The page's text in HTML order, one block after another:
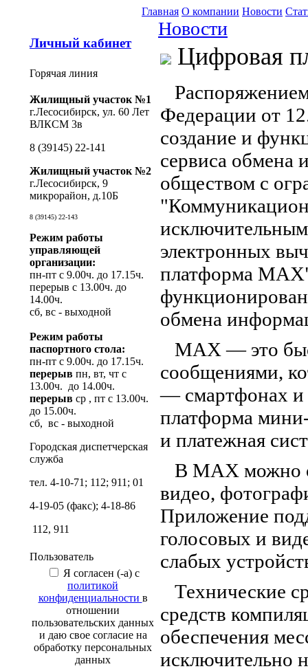
Главная О компании Новости
Личный кабинет
Горячая линия
Жилищный участок №1
г.Лесосибирск, ул. 60 Лет
ВЛКСМ 3в
8 (39145) 22-141
Жилищный участок №2
г.Лесосибирск, 9
микрорайон, д.10Б
8 (39145) 22-143
Режим работы
управляющей
организации:
пн-пт с 9.00ч. до 17.15ч.
перерыв с 13.00ч. до
14.00ч.
сб, вс - выходной
Режим работы
паспортного стола:
пн-пт с 9.00ч. до 17.15ч.
перерыв пн, вт, чт с
13.00ч. до 14.00ч.
перерыв ср , пт с 13.00ч.
до 15.00ч.
сб, вс - выходной
Городская диспетчерская
служба
тел. 4-10-71; 112; 911; 01
4-19-05 (факс); 4-18-86
112, 911
Пользователь
Я согласен (-а) с
политикой
конфиденциальности в
отношении
пользовательских данных
и даю свое согласие на
обработку персональных
данных
Новости
Цифровая
Федерации от
создание и
сервиса обмена
обществом с
электронных
платформа
обмена
MAX — это
сообщениями,
— смартфонах и
платформа
и платежная
В MAX можно
видео,
Приложение
голосовых и
слабых
Технические
средств
обеспечения
исключительно